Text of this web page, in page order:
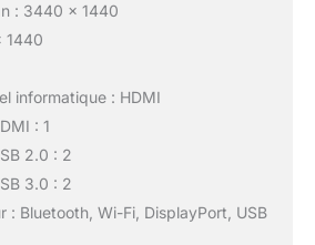
: 3440 x 1440
1440
informatique : HDMI
: 1
2.0 : 2
3.0 : 2
: Bluetooth, Wi-Fi, DisplayPort, USB